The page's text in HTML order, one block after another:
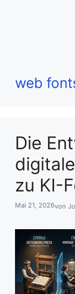
web
Die
zu KI-
Mai 21, 2026von